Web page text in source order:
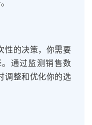
性的决策，你需要
通过监测销售数
调整和优化你的选